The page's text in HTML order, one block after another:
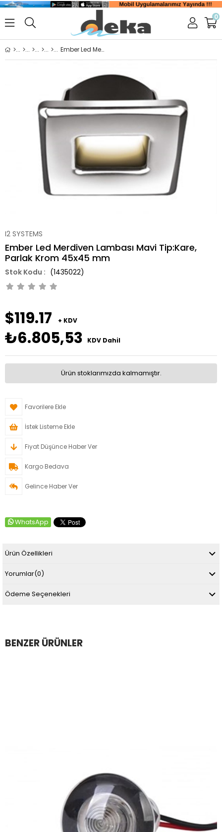
0
Ember Led Merdiven Lambası Mavi Tip:Kare, Parlak Krom 45x45 mm
I2 SYSTEMS
Ember Led Merdiven Lambası Mavi Tip:Kare,
Parlak Krom 45x45 mm
(1435022)
$119.17 + KDV
KDV Dahil
₺6.805,53
Ürün stoklarımızda kalmamıştır.
Favorilere Ekle
İstek Listeme Ekle
Fiyat Düşünce Haber Ver
Kargo Bedava
Gelince Haber Ver
WhatsApp
Ürün Özellikleri
Yorumlar(0)
Ödeme Seçenekleri
BENZER ÜRÜNLER